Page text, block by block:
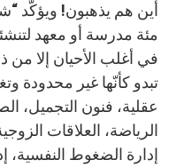
أين هم يذهبون! ويؤكّد
مئة مدرسة أو معهد
في أغلب الأحيان إلا من
تبدو كأنّها غير محدودة
عقلية، فنون التجميل،
الرياضة، العلاقات
إدارة الضغوط النفسية،